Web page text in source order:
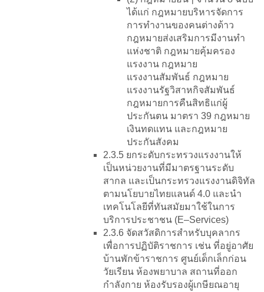
ได้แก่ กฎหมายบริหารจัดการ
การทำงานของคนต่างด้าว
กฎหมายส่งเสริมการมีงานทำ
แห่งชาติ กฎหมายคุ้มครอง
แรงงาน กฎหมาย
แรงงานสัมพันธ์ กฎหมาย
แรงงานรัฐวิสาหกิจสัมพันธ์
กฎหมายการคืนสิทธิแก่ผู้
ประกันตน มาตรา 39 กฎหมาย
เงินทดแทน และกฎหมาย
ประกันสังคม
2.3.5 ยกระดับกระทรวงแรงงานให้
เป็นหน่วยงานที่มีมาตรฐานระดับ
สากล และเป็นกระทรวงแรงงานดิจิทัล
ตามนโยบายไทยแลนด์ 4.0 และนำ
เทคโนโลยีที่ทันสมัยมาใช้ในการ
บริการประชาชน (E–Services)
2.3.6 จัดสวัสดิการสำหรับบุคลากร
เพื่อการปฏิบัติราชการ เช่น ที่อยู่อาศัย
บ้านพักข้าราชการ ศูนย์เด็กเล็กก่อน
วัยเรียน ห้องพยาบาล สถานที่ออก
กำลังกาย ห้องรับรองผู้เกษียณอายุ